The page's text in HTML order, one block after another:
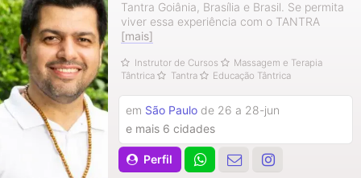
Tantra Goiânia, Brasília e Brasil. Se permita
viver essa experiência com o TANTRA
[mais]
Instrutor de Cursos
Massagem e Terapia
Tântrica
Tantra Educação Tântrica
Perfil
em São Paulo de 26 a 28-jun
e mais 6 cidades